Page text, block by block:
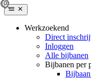
Werkzoekend
Direct
Inloggen
Alle bijbanen
Bijbanen per